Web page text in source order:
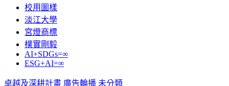
校用圖樣
淡江大學
宮燈商標
樸實剛毅
AI+SDGs=∞
ESG+AI=∞
卓越及深耕計畫 廣告輪播 未分類